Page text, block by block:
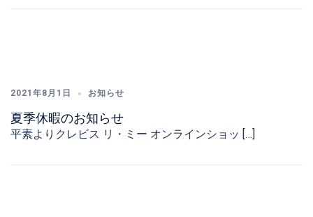
2021年8月1日 お知らせ
夏季休暇のお知らせ
平素よりクレビス リ・ミー オンラインショッ […]